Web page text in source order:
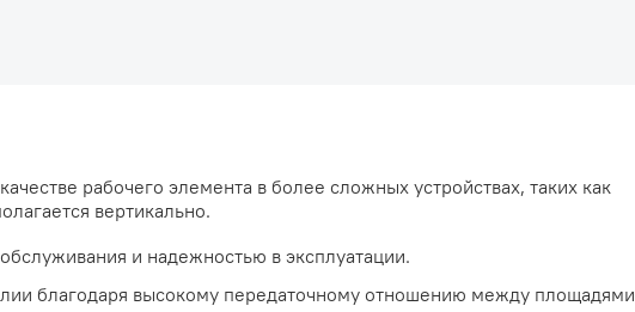
рабочего элемента в более сложных устройствах, таких как
вертикально.
и надежностью в эксплуатации.
благодаря высокому передаточному отношению между площадями